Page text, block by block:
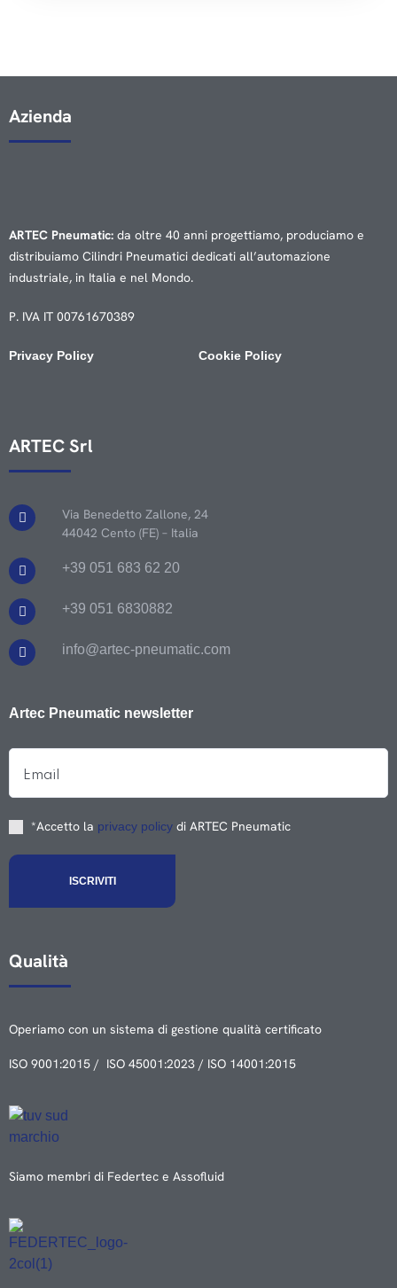
Azienda
ARTEC Pneumatic: da oltre 40 anni progettiamo, produciamo e
distribuiamo Cilindri Pneumatici dedicati all’automazione
industriale, in Italia e nel Mondo.
P. IVA IT 00761670389
Privacy Policy Cookie Policy
ARTEC Srl
Via Benedetto Zallone, 24
44042 Cento (FE) – Italia
+39 051 683 62 20
+39 051 6830882
info@artec-pneumatic.com
Artec Pneumatic newsletter
*Accetto la privacy policy di ARTEC Pneumatic
Qualità
Operiamo con un sistema di gestione qualità certificato
ISO 9001:2015 / ISO 45001:2023 / ISO 14001:2015
Siamo membri di Federtec e Assofluid